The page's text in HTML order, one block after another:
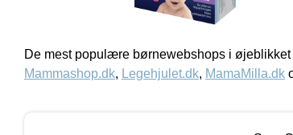
De mest populære børnewebshops i øjeblikket
Mammashop.dk, Legehjulet.dk, MamaMilla.dk